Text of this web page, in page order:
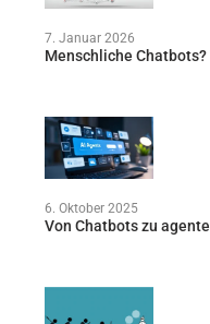
7. Januar 2026
Menschliche
6. Oktober 2025
Von Chatbots zu